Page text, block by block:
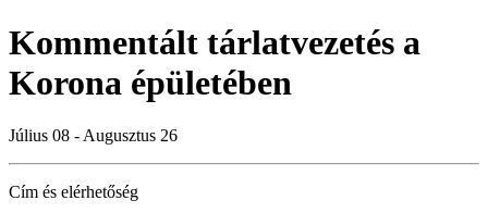
Kommentált tárlatvezetés a
Korona épületében
Július 08 - Augusztus 26
Cím és elérhetőség